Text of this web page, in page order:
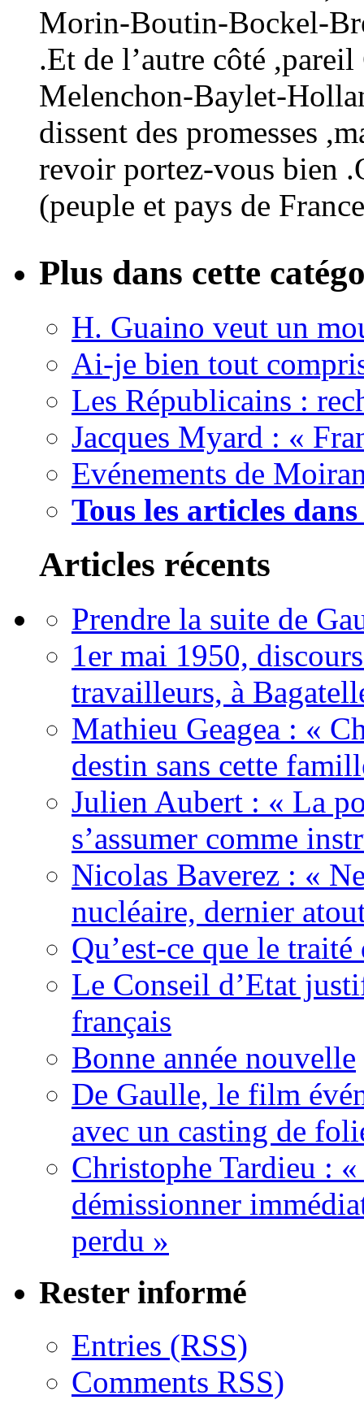
Morin-Boutin-Bockel-
.Et de l’autre côté
Melenchon-Baylet-
dissent des promesses
revoir portez-vous bien
(peuple et pays de
Plus dans cette
H. Guaino veut un
Ai-je bien tout
Les Républicains :
Jacques Myard : «
Evénements de
Tous les articles
Articles récents
Prendre la suite de
1er mai 1950,
travailleurs, à
Mathieu Geagea : «
destin sans cette
Julien Aubert : « La
s’assumer comme
Nicolas Baverez : «
nucléaire, dernier
Qu’est-ce que le traité
Le Conseil d’Etat
français
Bonne année nouvelle
De Gaulle, le film
avec un casting de
Christophe Tardieu : «
démissionner
perdu »
Rester informé
Entries (RSS)
Comments RSS)